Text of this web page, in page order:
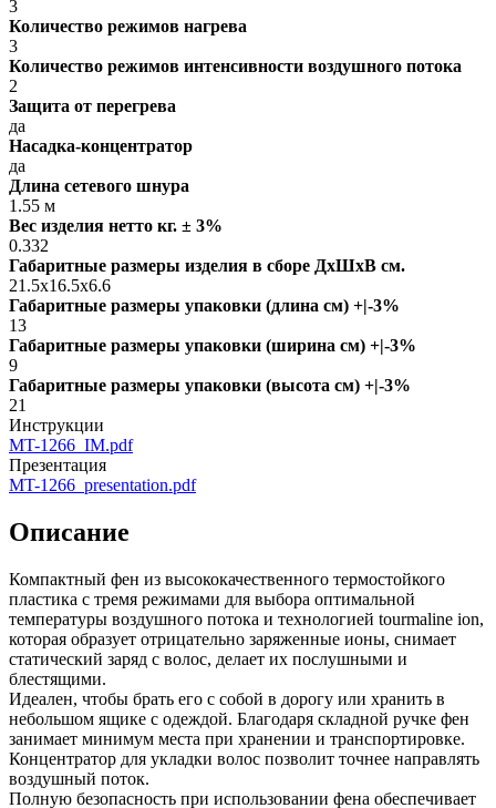
3
Количество режимов нагрева
3
Количество режимов интенсивности воздушного потока
2
Защита от перегрева
да
Насадка-концентратор
да
Длина сетевого шнура
1.55 м
Вес изделия нетто кг. ± 3%
0.332
Габаритные размеры изделия в сборе ДxШxВ см.
21.5x16.5x6.6
Габаритные размеры упаковки (длина см) +|-3%
13
Габаритные размеры упаковки (ширина см) +|-3%
9
Габаритные размеры упаковки (высота см) +|-3%
21
Инструкции
MT-1266_IM.pdf
Презентация
MT-1266_presentation.pdf
Описание
Компактный фен из высококачественного термостойкого
пластика с тремя режимами для выбора оптимальной
температуры воздушного потока и технологией tourmaline ion,
которая образует отрицательно заряженные ионы, снимает
статический заряд с волос, делает их послушными и
блестящими.
Идеален, чтобы брать его с собой в дорогу или хранить в
небольшом ящике с одеждой. Благодаря складной ручке фен
занимает минимум места при хранении и транспортировке.
Концентратор для укладки волос позволит точнее направлять
воздушный поток.
Полную безопасность при использовании фена обеспечивает